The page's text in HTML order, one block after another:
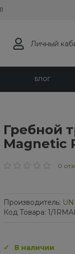
Личный
БЛОГ
Гребной
Magnetic
0
Производитель:
Код Товара: 1/
В наличии